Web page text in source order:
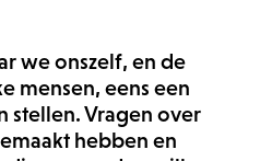
we onszelf, en de
mensen, eens een
stellen. Vragen over
hebben en